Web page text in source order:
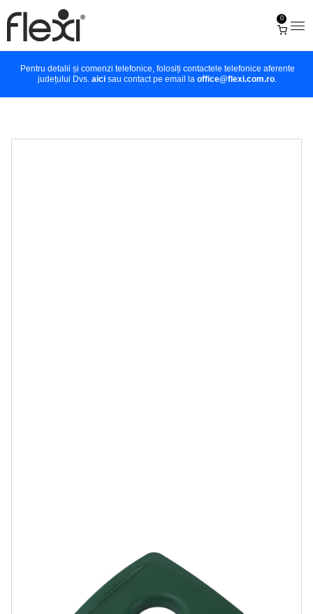
0
Pentru detalii și comenzi telefonice, folosiți contactele telefonice aferente
județului Dvs. aici sau contact pe email la office@flexi.com.ro.